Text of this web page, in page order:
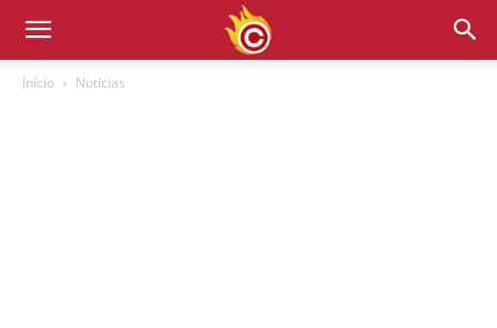
Início Notícias